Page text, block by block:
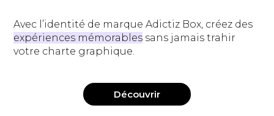
Avec l’identité de marque Adictiz Box, créez des
expériences mémorables sans jamais trahir
votre charte graphique.
Découvrir